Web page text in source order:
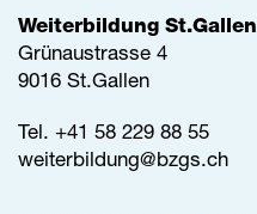
Weiterbildung St.Gallen
Grünaustrasse 4
9016 St.Gallen
Tel. +41 58 229 88 55
weiterbildung@bzgs.ch